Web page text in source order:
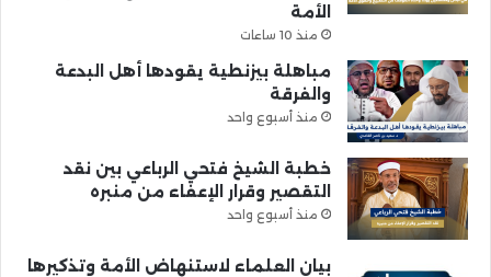
الأمة
منذ 10 ساعات
مباهلة بيزنطية يقودها أهل البدعة
والفرقة
منذ أسبوع واحد
خطبة الشيخ فتحي الرباعي بين نقد
التقصير وقرار الإعفاء من منبره
منذ أسبوع واحد
بيان العلماء لاستنهاض الأمة وتذكيرها